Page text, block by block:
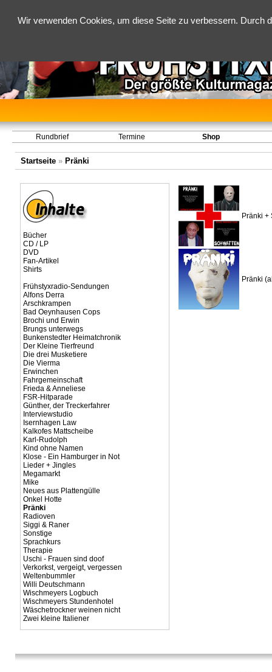
Wir verwenden Cookies, um diese Seite zu verbessern.
Rundbrief Termine Shop
Startseite» Pränki
Bücher
CD / LP
DVD
Fan-Artikel
Shirts
Frühstyxradio-Sendungen
Alfons Derra
Arschkrampen
Bad Oeynhausen Cops
Brochi und Erwin
Brungs unterwegs
Bunkenstedter Heimatchronik
Der Kleine Tierfreund
Die drei Musketiere
Die Vierma
Erwinchen
Fahrgemeinschaft
Frieda & Anneliese
FSR-Hitparade
Günther, der Treckerfahrer
Interviewstudio
Isernhagen Law
Kalkofes Mattscheibe
Karl-Rudolph
Kind ohne Namen
Klose - Ein Hamburger in Not
Lieder + Jingles
Megamarkt
Mike
Neues aus Plattengülle
Onkel Hotte
Pränki
Radioven
Siggi & Raner
Sonstige
Sprachkurs
Therapie
Uschi - Frauen sind doof
Verkorkst, vergeigt, vergessen
Weltenbummler
Willi Deutschmann
Wischmeyers Logbuch
Wischmeyers Stundenhotel
Wäschetrockner weinen nicht
Zwei kleine Italiener
Pränki +
Pränki